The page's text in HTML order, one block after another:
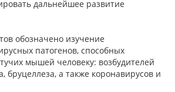
дальнейшее развитие
обозначено изучение
патогенов, способных
мышей человеку: возбудителей
бруцеллеза, а также коронавирусов и